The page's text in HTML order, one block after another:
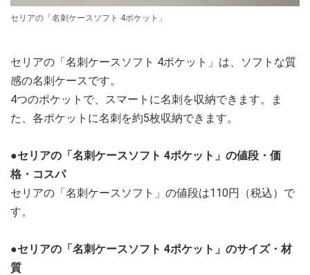
セリアの「名刺ケースソフト 4ポケット」
セリアの「名刺ケースソフト 4ポケット」は、ソフトな質
感の名刺ケースです。
4つのポケットで、スマートに名刺を収納できます。ま
た、各ポケットに名刺を約5枚収納できます。
●セリアの「名刺ケースソフト 4ポケット」の値段・価
格・コスパ
セリアの「名刺ケースソフト」の値段は110円（税込）で
す。
●セリアの「名刺ケースソフト 4ポケット」のサイズ・材
質